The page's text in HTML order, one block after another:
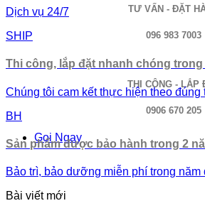
TƯ VẤN - ĐẶT
096 983 7003
THI CÔNG - LẮP
0906 670 205
Gọi Ngay
Dịch vụ 24/7
SHIP
Thi công, lắp đặt nhanh chóng
Chúng tôi cam kết thực hiện theo đúng
BH
Sản phẩm được bảo hành trong 2
Bảo trì, bảo dưỡng miễn phí trong năm
Bài viết mới